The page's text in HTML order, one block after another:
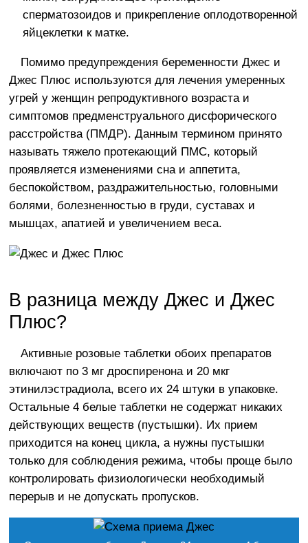
сперматозоидов и прикрепление оплодотворенной
яйцеклетки к матке.
Помимо предупреждения беременности Джес и
Джес Плюс используются для лечения умеренных
угрей у женщин репродуктивного возраста и
симптомов предменструального дисфорического
расстройства (ПМДР). Данным термином принято
называть тяжело протекающий ПМС, который
проявляется изменениями сна и аппетита,
беспокойством, раздражительностью, головными
болями, болезненностью в груди, суставах и
мышцах, апатией и увеличением веса.
В разница между Джес и Джес
Плюс?
Активные розовые таблетки обоих препаратов
включают по 3 мг дроспиренона и 20 мкг
этинилэстрадиола, всего их 24 штуки в упаковке.
Остальные 4 белые таблетки не содержат никаких
действующих веществ (пустышки). Их прием
приходится на конец цикла, а нужны пустышки
только для соблюдения режима, чтобы проще было
контролировать физиологически необходимый
перерыв и не допускать пропусков.